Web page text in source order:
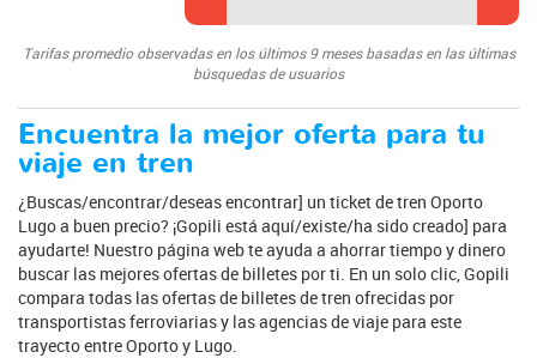
Tarifas promedio observadas en los últimos 9 meses basadas en las últimas
búsquedas de usuarios
Encuentra la mejor oferta para tu
viaje en tren
¿Buscas/encontrar/deseas encontrar] un ticket de tren Oporto
Lugo a buen precio? ¡Gopili está aquí/existe/ha sido creado] para
ayudarte! Nuestro página web te ayuda a ahorrar tiempo y dinero
buscar las mejores ofertas de billetes por ti. En un solo clic, Gopili
compara todas las ofertas de billetes de tren ofrecidas por
transportistas ferroviarias y las agencias de viaje para este
trayecto entre Oporto y Lugo.